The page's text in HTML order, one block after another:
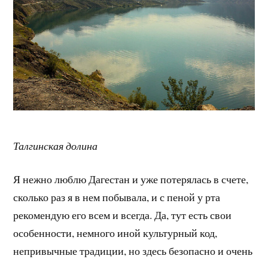
Талгинская долина
Я нежно люблю Дагестан и уже потерялась в счете,
сколько раз я в нем побывала, и с пеной у рта
рекомендую его всем и всегда. Да, тут есть свои
особенности, немного иной культурный код,
непривычные традиции, но здесь безопасно и очень